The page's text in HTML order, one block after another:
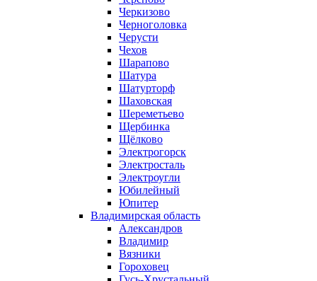
Черкизово
Черноголовка
Черусти
Чехов
Шарапово
Шатура
Шатурторф
Шаховская
Шереметьево
Щербинка
Щёлково
Электрогорск
Электросталь
Электроугли
Юбилейный
Юпитер
Владимирская область
Александров
Владимир
Вязники
Гороховец